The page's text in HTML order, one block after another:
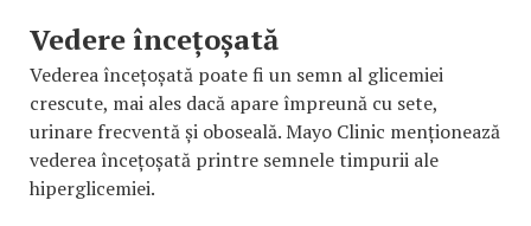
Vedere încețoșată
Vederea încețoșată poate fi un semn al glicemiei
crescute, mai ales dacă apare împreună cu sete,
urinare frecventă și oboseală. Mayo Clinic menționează
vederea încețoșată printre semnele timpurii ale
hiperglicemiei.